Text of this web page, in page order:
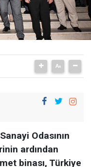
Odasının
ardından
binası, Türkiye